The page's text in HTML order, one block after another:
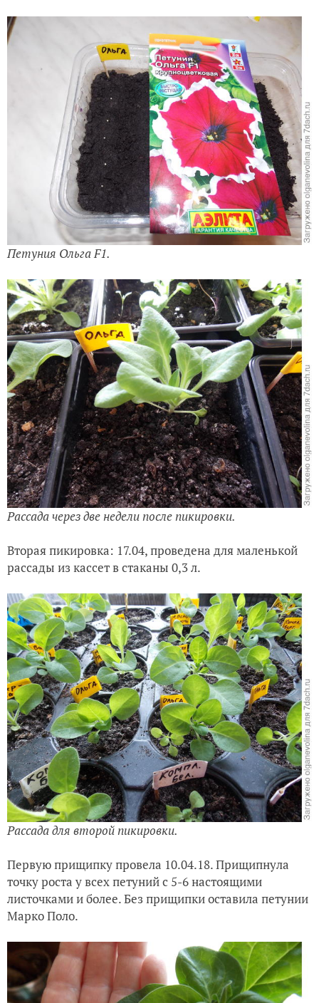
Петуния Ольга F1.
Рассада через две недели после пикировки.
Вторая пикировка: 17.04, проведена для маленькой
рассады из кассет в стаканы 0,3 л.
Рассада для второй пикировки.
Первую прищипку провела 10.04.18. Прищипнула
точку роста у всех петуний с 5-6 настоящими
листочками и более. Без прищипки оставила петунии
Марко Поло.